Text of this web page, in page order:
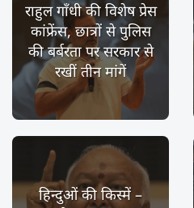
राहुल गाँधी की विशेष प्रेस
कांफ्रेंस, छात्रों से पुलिस
की बर्बरता पर सरकार से
रखीं तीन मांगें
हिन्दुओं की किस्में –